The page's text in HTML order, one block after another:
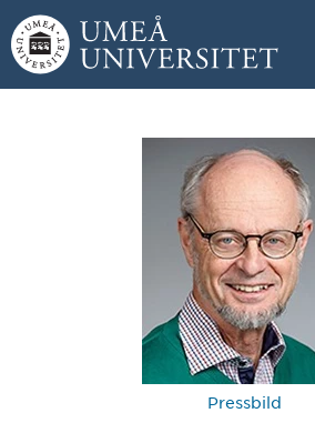
Hoppa direkt till innehållet
Pressbild